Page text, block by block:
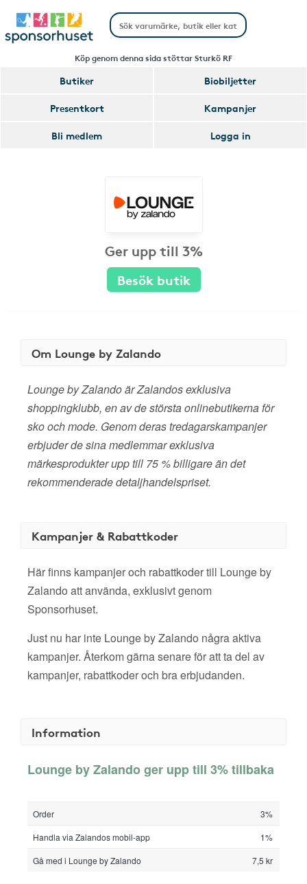
Köp genom denna sida stöttar Sturkö RF
Butiker
Biobiljetter
Presentkort
Kampanjer
Bli medlem
Logga in
Ger upp till 3%
Besök butik
Om Lounge by Zalando
Lounge by Zalando är Zalandos exklusiva
shoppingklubb, en av de största onlinebutikerna för
sko och mode. Genom deras tredagarskampanjer
erbjuder de sina medlemmar exklusiva
märkesprodukter upp till 75 % billigare än det
rekommenderade detaljhandelspriset.
Kampanjer & Rabattkoder
Här finns kampanjer och rabattkoder till Lounge by
Zalando att använda, exklusivt genom
Sponsorhuset.
Just nu har inte Lounge by Zalando några aktiva
kampanjer. Återkom gärna senare för att ta del av
kampanjer, rabattkoder och bra erbjudanden.
Information
Lounge by Zalando ger upp till 3% tillbaka
Order
3%
Handla via Zalandos mobil-app
1%
Gå med i Lounge by Zalando
7,5 kr